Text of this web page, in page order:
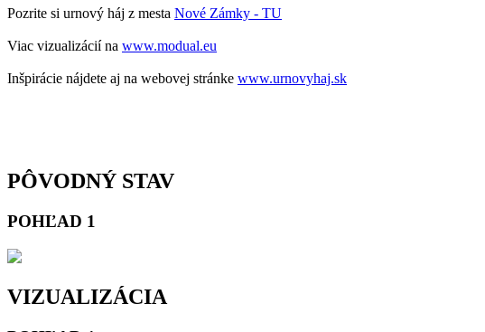
Pozrite si urnový háj z mesta Nové Zámky - TU
Viac vizualizácií na www.modual.eu
Inšpirácie nájdete aj na webovej stránke www.urnovyhaj.sk
PÔVODNÝ STAV
POHĽAD 1
VIZUALIZÁCIA